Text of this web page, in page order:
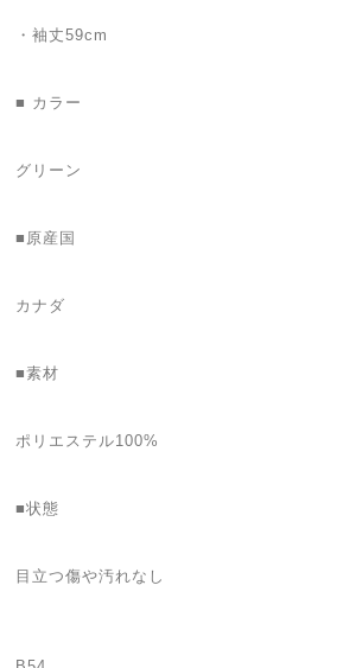
・袖丈59cm
■ カラー
グリーン
■原産国
カナダ
■素材
ポリエステル100%
■状態
目立つ傷や汚れなし